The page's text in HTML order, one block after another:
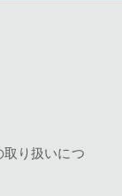
取り扱いにつ